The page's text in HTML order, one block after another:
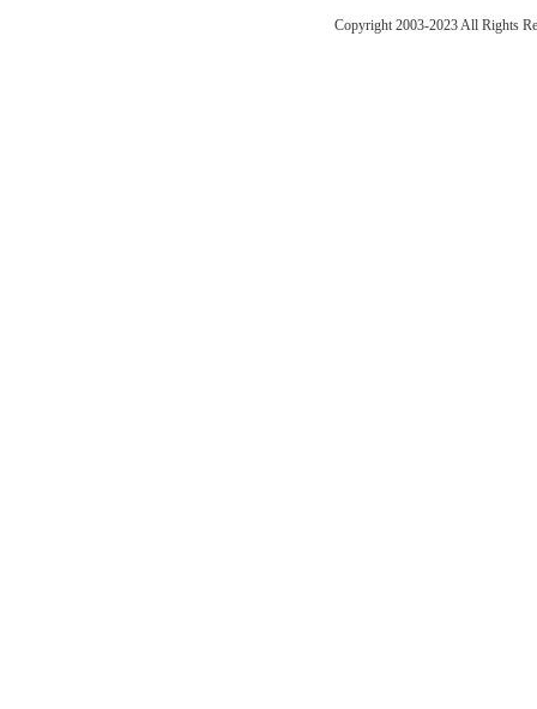
Copyright 2003-2023 All Rights